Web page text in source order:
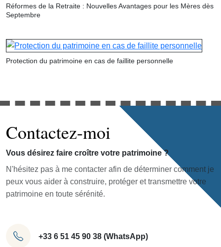
Réformes de la Retraite : Nouvelles Avantages pour les Mères dès
Septembre
Protection du patrimoine en cas de faillite personnelle
Contactez-moi
Vous désirez faire croître votre patrimoine ?
N'hésitez pas à me contacter afin de déterminer comment je
peux vous aider à construire, protéger et transmettre votre
patrimoine en toute sérénité.
+33 6 51 45 90 38 (WhatsApp)